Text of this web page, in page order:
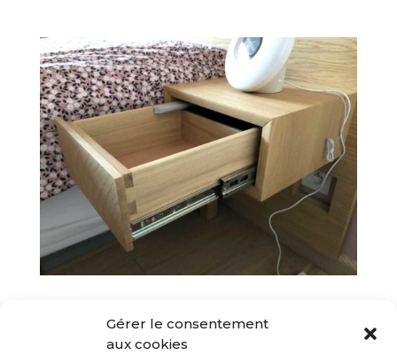
Gérer le consentement
aux cookies